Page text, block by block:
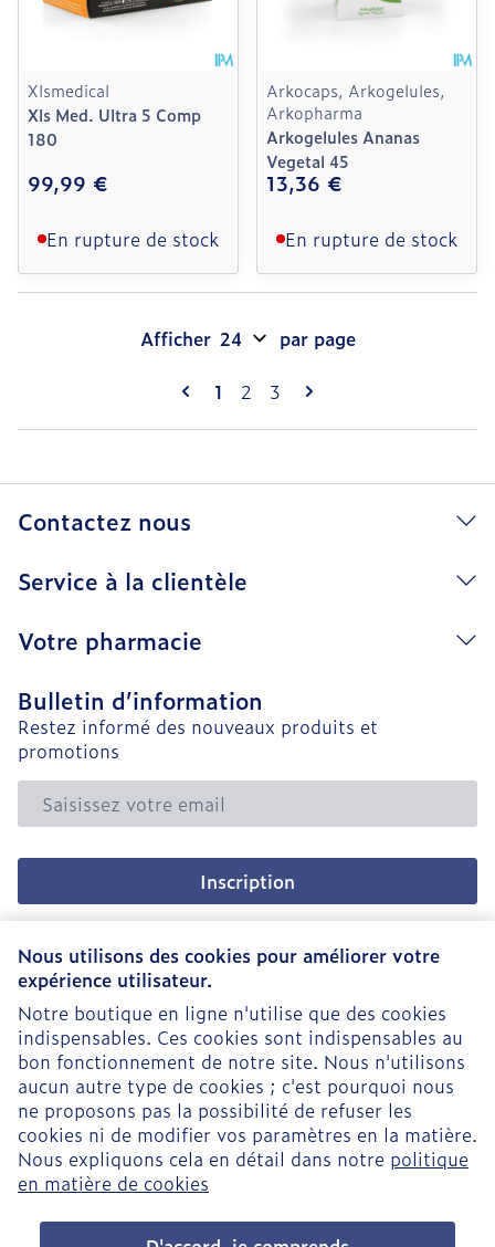
Nous utilisons des cookies pour améliorer votre
expérience utilisateur.
Notre boutique en ligne n'utilise que des cookies
indispensables. Ces cookies sont indispensables au
bon fonctionnement de notre site. Nous n'utilisons
aucun autre type de cookies ; c'est pourquoi nous
ne proposons pas la possibilité de refuser les
cookies ni de modifier vos paramètres en la matière.
Nous expliquons cela en détail dans notre politique
en matière de cookies
Xlsmedical
Xls Med. Ultra 5 Comp
180
99,99 €
En rupture de stock
Arkocaps, Arkogelules,
Arkopharma
Arkogelules Ananas
Vegetal 45
13,36 €
En rupture de stock
Pages
Vous lisez actuellement la page
1 Page
2 Page
3
Afficher par page
Contactez nous
Service à la clientèle
Votre pharmacie
Bulletin d’information
Restez informé des nouveaux produits et
promotions
Adresse mail
Inscription
En cliquant sur s'abonner, vous vous abonnez à notre
newsletter et acceptez notrepolitique de confidentialité
Liens légaux